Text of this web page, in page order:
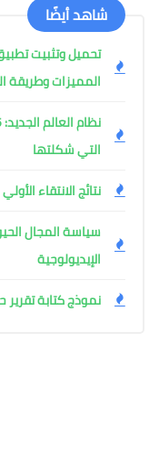
شاهد أيضًا
المميزات وطريقة
التي شكلتها
نتائج الانتقاء الأولي لمباراة
سياسة المجال
الإيديولوجية
نموذج كتابة تقرير